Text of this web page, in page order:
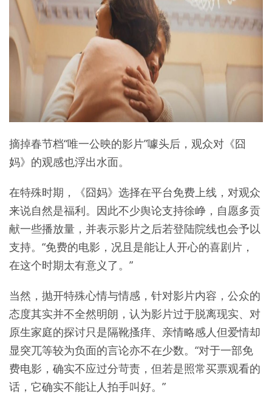
摘掉春节档“唯一公映的影片”噱头后，观众对《囧
妈》的观感也浮出水面。
在特殊时期，《囧妈》选择在平台免费上线，对观众
来说自然是福利。因此不少舆论支持徐峥，自愿多贡
献一些播放量，并表示影片之后若登陆院线也会予以
支持。“免费的电影，况且是能让人开心的喜剧片，
在这个时期太有意义了。”
当然，抛开特殊心情与情感，针对影片内容，公众的
态度其实并不全然明朗，认为影片过于脱离现实、对
原生家庭的探讨只是隔靴搔痒、亲情略感人但爱情却
显突兀等较为负面的言论亦不在少数。“对于一部免
费电影，确实不应过分苛责，但若是照常买票观看的
话，它确实不能让人拍手叫好。”